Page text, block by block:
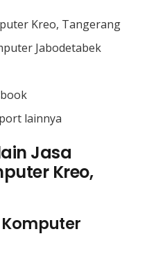
Kreo, Tangerang
Jabodetabek
lainnya
Jasa
Kreo,